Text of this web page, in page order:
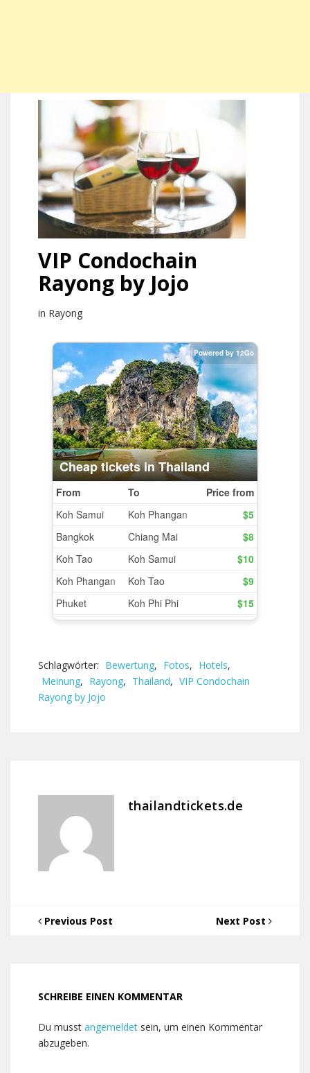
VIP Condochain
Rayong by Jojo
in Rayong
Schlagwörter: Bewertung, Fotos, Hotels,
Meinung, Rayong, Thailand, VIP Condochain
Rayong by Jojo
thailandtickets.de
Previous Post Next Post
SCHREIBE EINEN KOMMENTAR
Du musst angemeldet sein, um einen Kommentar
abzugeben.